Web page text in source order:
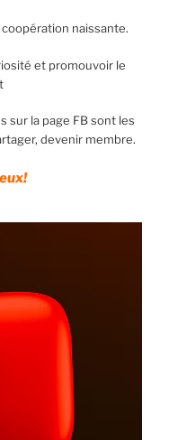
naissante.
et promouvoir le
sur la page FB sont les
devenir membre.